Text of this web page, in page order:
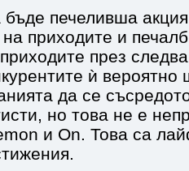
печеливша
приходите и
през
ѝ
да се
но това не е
и On. Това са